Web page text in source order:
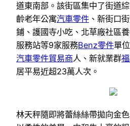
道東南部。該街區集中了街道
齡老年公寓汽車零件 、新街口
鋪、護國寺小吃、北草廠社區
服務站等9家服務Benz零件單位
汽車零件貿易商人、新就業群
居平易近超23萬人次。
林天秤隨即將蕾絲絲帶拋向金